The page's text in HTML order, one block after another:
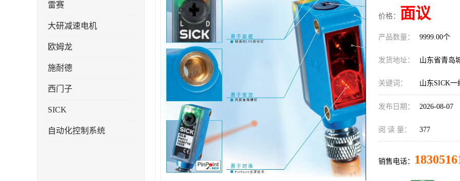
雷赛
大研减速电机
欧姆龙
施耐德
西门子
SICK
自动化控制系统
价格： 面议
产品数量： 9999.00个
发货地址： 山东省青岛
关键词： 山东SICK一
发布日期： 2026-08-07
阅 读 量： 377
销售电话：